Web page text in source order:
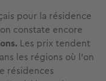
pour la résidence
constate encore
Les prix tendent
les régions où l’on
résidences